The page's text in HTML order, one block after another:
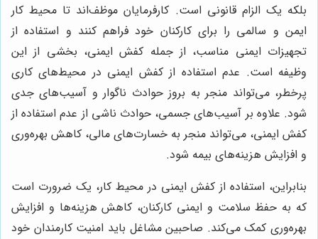
بلکه یک الزام قانونی است. کارفرمایان موظف‌اند تا محیط کار
ایمن و سالمی را برای کارکنان خود فراهم کنند و استفاده از
تجهیزات ایمنی مناسب، از جمله کفش ایمنی، بخشی از این
وظیفه است. عدم استفاده از کفش ایمنی در محیط‌های کاری
پرخطر، می‌تواند منجر به بروز حوادث ناگوار و آسیب‌های جدی
شود. علاوه بر آسیب‌های جسمی، حوادث ناشی از عدم استفاده از
کفش ایمنی، می‌تواند منجر به خسارت‌های مالی، کاهش بهره‌وری
و افزایش هزینه‌های بیمه شود.
بنابراین، استفاده از کفش ایمنی در محیط کار، یک ضرورت است
که به حفظ سلامت و ایمنی کارکنان، کاهش هزینه‌ها و افزایش
بهره‌وری کمک می‌کند. صاحبین مشاغل باید امنیت کارمندان خود